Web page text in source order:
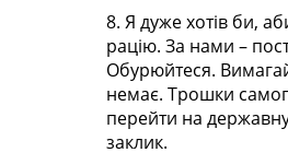
8. Я дуже хотів би,
рацію. За нами –
Обурюйтеся.
немає. Трошки
перейти на
заклик.